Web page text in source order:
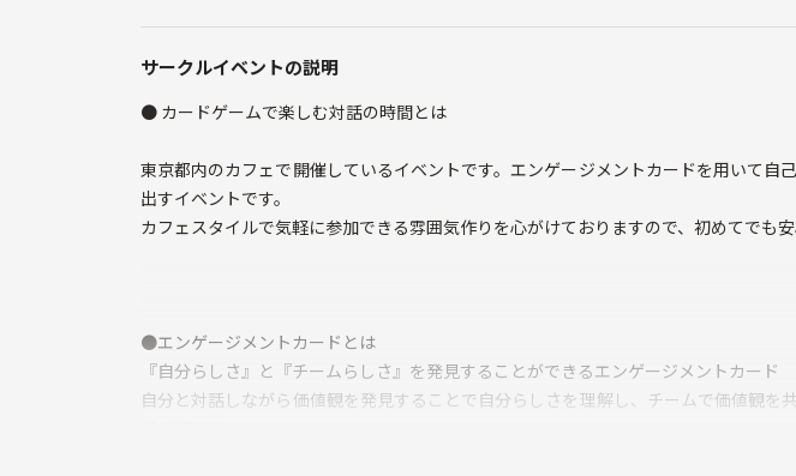
サークルイベントの説明
● カードゲームで楽しむ対話の時間とは
東京都内のカフェで開催しているイベントです。エンゲージメントカードを用いて自
出すイベントです。
カフェスタイルで気軽に参加できる雰囲気作りを心がけておりますので、初めてでも安
●エンゲージメントカードとは
『自分らしさ』と『チームらしさ』を発見することができるエンゲージメントカード
自分と対話しながら価値観を発見することで自分らしさを理解し、チームで価値観を